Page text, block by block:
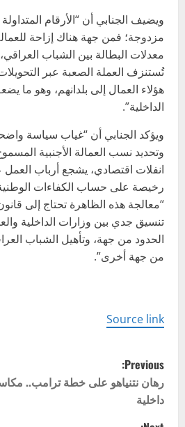
ويضيف الجنابي أن “الأرقام
مزدوجة؛ فمن جهة هناك إزاحة
معدلات البطالة بين الشباب
تُستنزف العملة الصعبة عبر التحويلات
هؤلاء العمال إلى بلدانهم، وهو ما
الداخلية”.
ويؤكد الجنابي أن “غياب سياسة
وتحديد نسب العمالة الأجنبية
انفلات اقتصادي، يشجع أرباب
رخيصة على حساب الكفاءات
“معالجة هذه الظاهرة تحتاج إلى
تنسيق جدي بين وزارات الداخلية
الحدود من جهة، وتأهيل الشباب
من جهة أخرى”.
Source link
P
o
s
Previous:
رهان نتنياهو على خطة ترامب..
داخلية